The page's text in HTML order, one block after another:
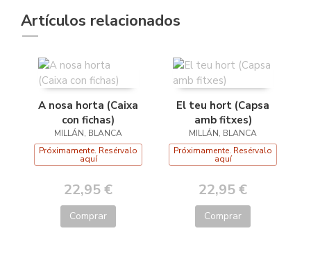
Artículos relacionados
A nosa horta (Caixa
con fichas)
MILLÁN, BLANCA
Próximamente. Resérvalo
aquí
22,95 €
Comprar
El teu hort (Capsa
amb fitxes)
MILLÁN, BLANCA
Próximamente. Resérvalo
aquí
22,95 €
Comprar